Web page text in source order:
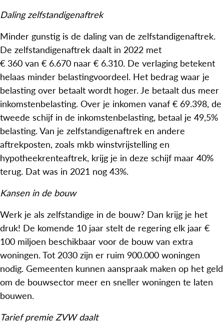
Daling zelfstandigenaftrek
Minder gunstig is de daling van de zelfstandigenaftrek.
De zelfstandigenaftrek daalt in 2022 met
€ 360 van € 6.670 naar € 6.310. De verlaging betekent
helaas minder belastingvoordeel. Het bedrag waar je
belasting over betaalt wordt hoger. Je betaalt dus meer
inkomstenbelasting. Over je inkomen vanaf € 69.398, de
tweede schijf in de inkomstenbelasting, betaal je 49,5%
belasting. Van je zelfstandigenaftrek en andere
aftrekposten, zoals mkb winstvrijstelling en
hypotheekrenteaftrek, krijg je in deze schijf maar 40%
terug. Dat was in 2021 nog 43%.
Kansen in de bouw
Werk je als zelfstandige in de bouw? Dan krijg je het
druk! De komende 10 jaar stelt de regering elk jaar €
100 miljoen beschikbaar voor de bouw van extra
woningen. Tot 2030 zijn er ruim 900.000 woningen
nodig. Gemeenten kunnen aanspraak maken op het geld
om de bouwsector meer en sneller woningen te laten
bouwen.
Tarief premie ZVW daalt